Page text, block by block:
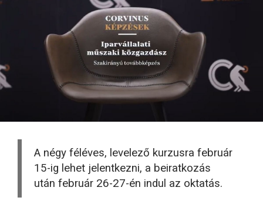
A négy féléves, levelező kurzusra február
15-ig lehet jelentkezni, a beiratkozás
után február 26-27-én indul az oktatás.